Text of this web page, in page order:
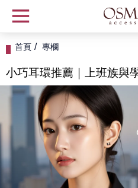
首頁 專欄
小巧耳環推薦｜上班族與